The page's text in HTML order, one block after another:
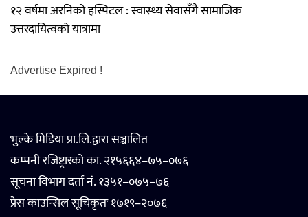
१२ वर्षमा अरनिको हस्पिटल : स्वास्थ्य सेवासँगै सामाजिक
उत्तरदायित्वको यात्रामा
Advertise Expired !
भुल्के मिडिया प्रा.लि.द्वारा सञ्चालित
कम्पनी रजिष्ट्रारको का. २१५६६४–७५–०७६
सूचना विभाग दर्ता नं. १३५१–०७५–७६
प्रेस काउन्सिल सूचिकृतः १७१९–२०७६